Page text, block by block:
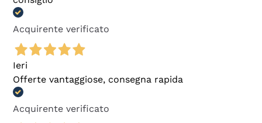
Acquirente verificato
Ieri
Offerte vantaggiose, consegna rapida
Acquirente verificato